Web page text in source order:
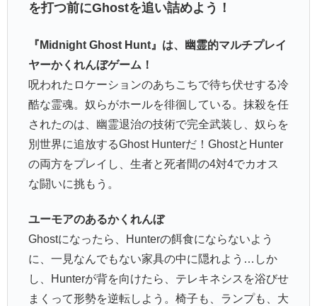
を打つ前にGhostを追い詰めよう！
『Midnight Ghost Hunt』は、幽霊的マルチプレイ
ヤーかくれんぼゲーム！
呪われたロケーションのあちこちで待ち伏せする冷
酷な霊魂。奴らがホールを徘徊している。抹殺を任
されたのは、幽霊退治の技術で完全武装し、奴らを
別世界に追放するGhost Hunterだ！GhostとHunter
の両方をプレイし、生者と死者間の4対4でカオス
な闘いに挑もう。
ユーモアのあるかくれんぼ
Ghostになったら、Hunterの餌食にならないよう
に、一見なんでもない家具の中に隠れよう…しか
し、Hunterが背を向けたら、テレキネシスを浴びせ
まくって形勢を逆転しよう。椅子も、ランプも、大